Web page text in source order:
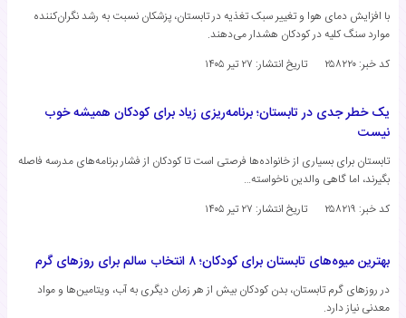
با افزایش دمای هوا و تغییر سبک تغذیه در تابستان، پزشکان نسبت به رشد نگران‌کننده
موارد سنگ کلیه در کودکان هشدار می‌دهند.
کد خبر: ۲۵۸۲۲۰
تاریخ انتشار: ۲۷ تیر ۱۴۰۵
یک خطر جدی در تابستان؛ برنامه‌ریزی زیاد برای کودکان همیشه خوب
نیست
تابستان برای بسیاری از خانواده‌ها فرصتی است تا کودکان از فشار برنامه‌های مدرسه فاصله
بگیرند، اما گاهی والدین ناخواسته…
کد خبر: ۲۵۸۲۱۹
تاریخ انتشار: ۲۷ تیر ۱۴۰۵
بهترین میوه‌های تابستان برای کودکان؛ ۸ انتخاب سالم برای روزهای گرم
در روزهای گرم تابستان، بدن کودکان بیش از هر زمان دیگری به آب، ویتامین‌ها و مواد
معدنی نیاز دارد.